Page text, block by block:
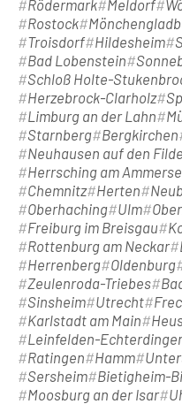
Rödermark Meldorf
Rostock
Troisdorf Hildesheim
Bad Lobenstein
Schloß Holte-
Herzebrock-Clarholz
Limburg an der Lahn
Starnberg Bergkirchen
Neuhausen auf den
Herrsching am
Chemnitz Herten
Oberhaching Ulm
Freiburg im Breisgau
Rottenburg am Neckar
Herrenberg Oldenburg
Zeulenroda-Triebes
Sinsheim Utrecht
Karlstadt am Main
Leinfelden-
Ratingen
Hamm
Sersheim Bietigheim-
Moosburg an der Isar